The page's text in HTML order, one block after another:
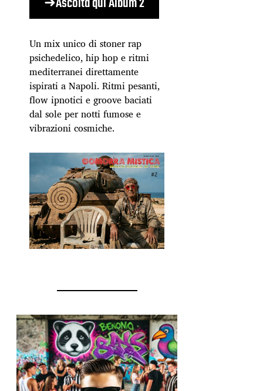
Un mix unico di stoner rap
psichedelico, hip hop e ritmi
mediterranei direttamente
ispirati a Napoli. Ritmi pesanti,
flow ipnotici e groove baciati
dal sole per notti fumose e
vibrazioni cosmiche.